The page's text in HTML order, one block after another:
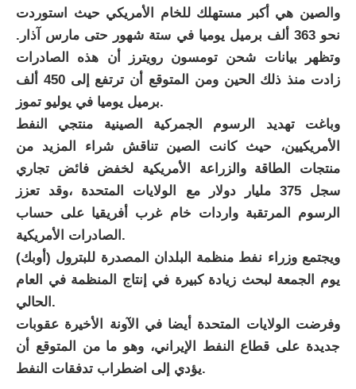
والصين هي أكبر مستهلك للخام الأمريكي حيث استوردت
نحو 363 ألف برميل يوميا في ستة شهور حتى مارس آذار.
وتظهر بيانات شحن تومسون رويترز أن هذه الصادرات
زادت منذ ذلك الحين ومن المتوقع أن ترتفع إلى 450 ألف
برميل يوميا في يوليو تموز.
وباغت تهديد الرسوم الجمركية الصينية منتجي النفط
الأمريكيين، حيث كانت الصين تناقش شراء المزيد من
منتجات الطاقة والزراعة الأمريكية لخفض فائض تجاري
سجل 375 مليار دولار مع الولايات المتحدة ،وقد تعزز
الرسوم المرتقبة واردات خام غرب أفريقيا على حساب
الصادرات الأمريكية.
ويجتمع وزراء نفط منظمة البلدان المصدرة للبترول (أوبك)
يوم الجمعة لبحث زيادة كبيرة في إنتاج المنظمة في العام
الحالي.
وفرضت الولايات المتحدة أيضا في الآونة الأخيرة عقوبات
جديدة على قطاع النفط الإيراني، وهو ما من المتوقع أن
يؤدي إلى اضطراب تدفقات النفط.